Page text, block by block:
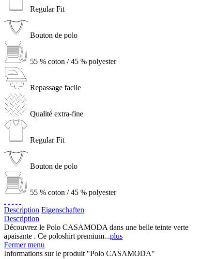
Regular Fit
Bouton de polo
55 % coton / 45 % polyester
Repassage facile
Qualité extra-fine
Regular Fit
Bouton de polo
55 % coton / 45 % polyester
Description Eigenschaften
Description
Découvrez le Polo CASAMODA dans une belle teinte verte
apaisante . Ce poloshirt premium...plus
Fermer menu
Informations sur le produit "Polo CASAMODA"